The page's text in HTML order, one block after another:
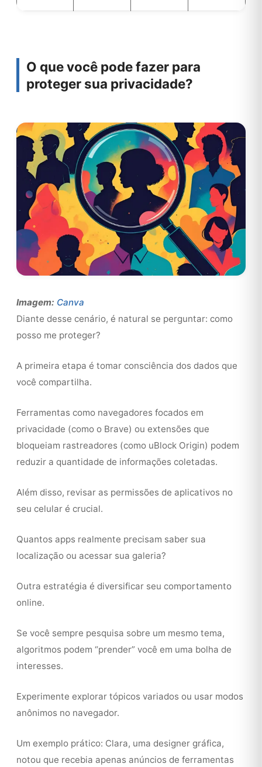
O que você pode fazer para
proteger sua privacidade?
Imagem: Canva
Diante desse cenário, é natural se perguntar: como
posso me proteger?
A primeira etapa é tomar consciência dos dados que
você compartilha.
Ferramentas como navegadores focados em
privacidade (como o Brave) ou extensões que
bloqueiam rastreadores (como uBlock Origin) podem
reduzir a quantidade de informações coletadas.
Além disso, revisar as permissões de aplicativos no
seu celular é crucial.
Quantos apps realmente precisam saber sua
localização ou acessar sua galeria?
Outra estratégia é diversificar seu comportamento
online.
Se você sempre pesquisa sobre um mesmo tema,
algoritmos podem “prender” você em uma bolha de
interesses.
Experimente explorar tópicos variados ou usar modos
anônimos no navegador.
Um exemplo prático: Clara, uma designer gráfica,
notou que recebia apenas anúncios de ferramentas